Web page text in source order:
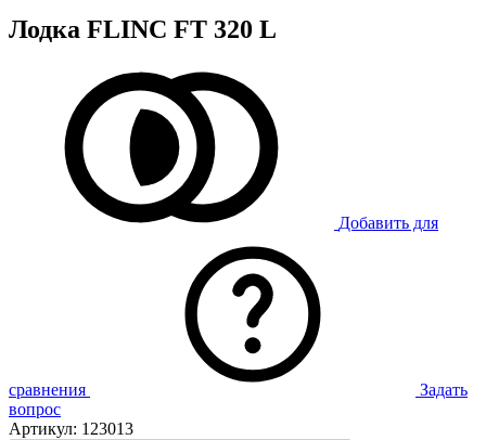
Лодка FLINC FТ 320 L
Добавить для
сравнения
Задать
вопрос
Артикул: 123013